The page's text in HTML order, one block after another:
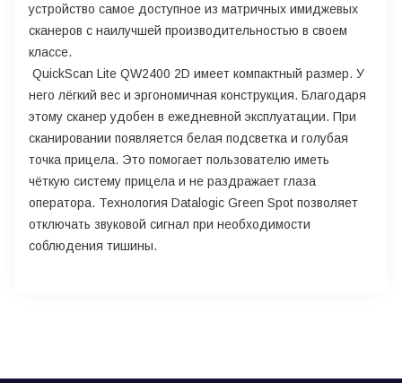
устройство самое доступное из матричных имиджевых
сканеров с наилучшей производительностью в своем
классе.
QuickScan Lite QW2400 2D имеет компактный размер. У
него лёгкий вес и эргономичная конструкция. Благодаря
этому сканер удобен в ежедневной эксплуатации. При
сканировании появляется белая подсветка и голубая
точка прицела. Это помогает пользователю иметь
чёткую систему прицела и не раздражает глаза
оператора. Технология Datalogic Green Spot позволяет
отключать звуковой сигнал при необходимости
соблюдения тишины.